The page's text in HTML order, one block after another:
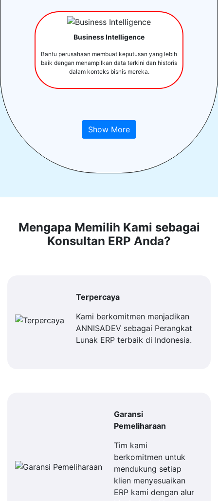
Business Intelligence
Bantu perusahaan membuat keputusan yang lebih
baik dengan menampilkan data terkini dan historis
dalam konteks bisnis mereka.
Show More
Mengapa Memilih Kami sebagai
Konsultan ERP Anda?
Terpercaya
Kami berkomitmen menjadikan
ANNISADEV sebagai Perangkat
Lunak ERP terbaik di Indonesia.
Garansi
Pemeliharaan
Tim kami
berkomitmen untuk
mendukung setiap
klien menyesuaikan
ERP kami dengan alur